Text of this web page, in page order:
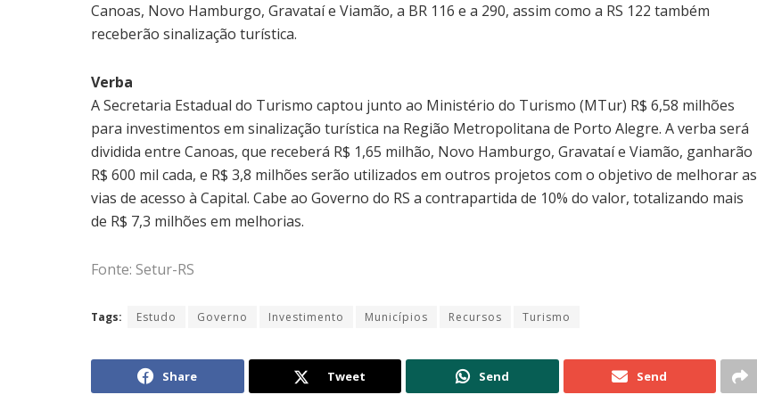
Canoas, Novo Hamburgo, Gravataí e Viamão, a BR 116 e a 290, assim como a RS 122 também
receberão sinalização turística.
Verba
A Secretaria Estadual do Turismo captou junto ao Ministério do Turismo (MTur) R$ 6,58 milhões
para investimentos em sinalização turística na Região Metropolitana de Porto Alegre. A verba será
dividida entre Canoas, que receberá R$ 1,65 milhão, Novo Hamburgo, Gravataí e Viamão, ganharão
R$ 600 mil cada, e R$ 3,8 milhões serão utilizados em outros projetos com o objetivo de melhorar as
vias de acesso à Capital. Cabe ao Governo do RS a contrapartida de 10% do valor, totalizando mais
de R$ 7,3 milhões em melhorias.
Fonte: Setur-RS
Tags: Estudo Governo Investimento Municípios Recursos Turismo
Share Tweet Send Send